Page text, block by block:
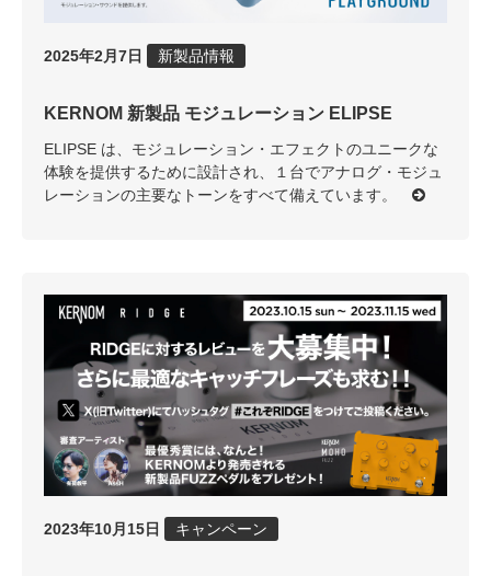
2025年2月7日 新製品情報
KERNOM 新製品 モジュレーション ELIPSE
ELIPSE は、モジュレーション・エフェクトのユニークな
体験を提供するために設計され、１台でアナログ・モジュ
レーションの主要なトーンをすべて備えています。
2023年10月15日 キャンペーン